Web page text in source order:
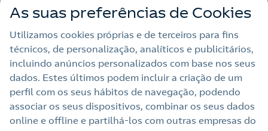
Outras Energias
Links Úteis
Nota legal
Política de privacidade
As suas preferências de Cookies
Utilizamos cookies próprias e de terceiros para fins
técnicos, de personalização, analíticos e publicitários,
incluindo anúncios personalizados com base nos seus
dados. Estes últimos podem incluir a criação de um
perfil com os seus hábitos de navegação, podendo
associar os seus dispositivos, combinar os seus dados
online e offline e partilhá‑los com outras empresas do